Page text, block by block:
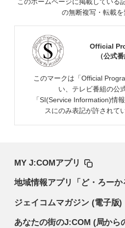
の無断複写・転載を
Official
（公式
このマークは「Official
い、テレビ番組の公
「SI(Service Information)情
スにのみ表記が許されて
MY J:COMアプリ
地域情報アプリ「ど・ろーか
ジェイコムマガジン (電子版)
あなたの街のJ:COM (局から